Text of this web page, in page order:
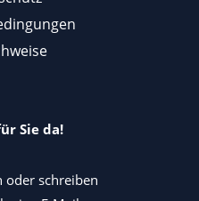
Sie da!
oder schreiben